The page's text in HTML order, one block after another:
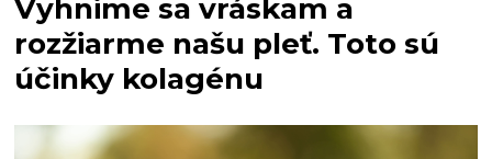
Vyhnime sa vráskam a
rozžiarme našu pleť. Toto sú
účinky kolagénu